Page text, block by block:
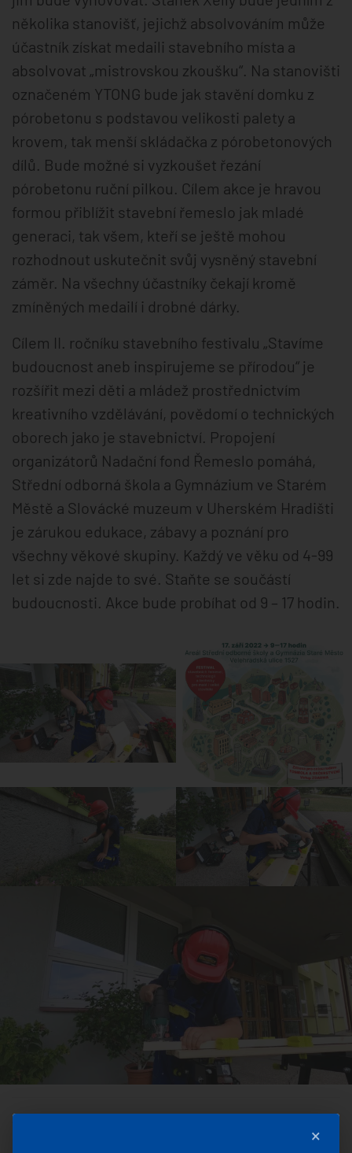
několika stanovišť, jejichž absolvováním může
účastník získat medaili stavebního místa a
absolvovat „mistrovskou zkoušku“. Na stanovišti
označeném YTONG bude jak stavění domku z
pórobetonu s podstavou velikosti palety a
krovem, tak menší skládačka z pórobetonových
dílů. Bude možné si vyzkoušet řezání
pórobetonu ruční pilkou. Cílem akce je hravou
formou přiblížit stavební řemeslo jak mladé
generaci, tak všem, kteří se ještě mohou
rozhodnout uskutečnit svůj vysněný stavební
záměr. Na všechny účastníky čekají kromě
zmíněných medailí i drobné dárky.
Cílem II. ročníku stavebního festivalu „Stavíme
budoucnost aneb inspirujeme se přírodou“ je
rozšířit mezi děti a mládež prostřednictvím
kreativního vzdělávání, povědomí o technických
oborech jako je stavebnictví. Propojení
organizátorů Nadační fond Řemeslo pomáhá,
Střední odborná škola a Gymnázium ve Starém
Městě a Slovácké muzeum v Uherském Hradišti
je zárukou edukace, zábavy a poznání pro
všechny věkové skupiny. Každý ve věku od 4-99
let si zde najde to své. Staňte se součástí
budoucnosti. Akce bude probíhat od 9 – 17 hodin.
Sdílejte tento článek
×